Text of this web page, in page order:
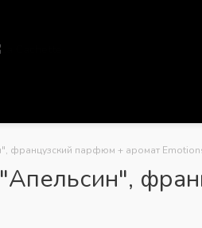
французский парфюм + аромат